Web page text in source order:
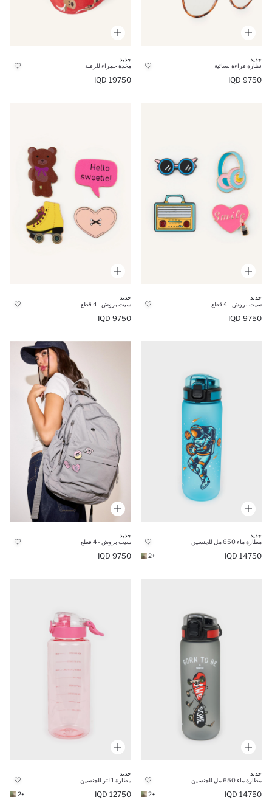
جديد
نظارة قراءة نسائية
9750 IQD
جديد
مخدة حمراء للرقبة
19750 IQD
جديد
سيت بروش - 4 قطع
9750 IQD
جديد
سيت بروش - 4 قطع
9750 IQD
جديد
مطارة ماء 650 مل للجنسين
14750 IQD
+2
جديد
سيت بروش - 4 قطع
9750 IQD
جديد
مطارة ماء 650 مل للجنسين
14750 IQD
+2
جديد
مطارة 1 لتر للجنسين
12750 IQD
+2